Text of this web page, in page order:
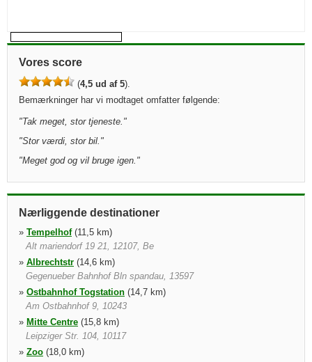
Vores score
(4,5 ud af 5).
Bemærkninger har vi modtaget omfatter følgende:
"Tak meget, stor tjeneste. "
"Stor værdi, stor bil. "
"Meget god og vil bruge igen. "
Nærliggende destinationer
» Tempelhof(11,5 km)
Alt mariendorf 19 21, 12107, Be
» Albrechtstr (14,6 km)
Gegenueber Bahnhof Bln spandau, 13597
» Ostbahnhof Togstation (14,7 km)
Am Ostbahnhof 9, 10243
» Mitte Centre (15,8 km)
Leipziger Str. 104, 10117
» Zoo (18,0 km)